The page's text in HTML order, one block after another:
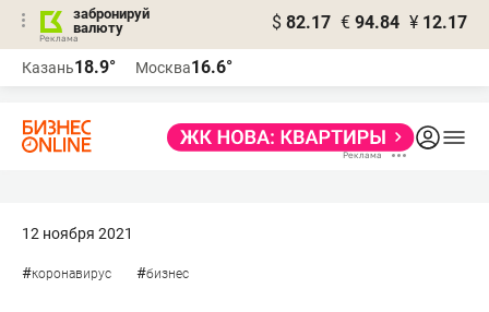
забронируй
валюту
$ 82.17 € 94.84 ¥ 12.17
Казань18.9° Москва16.6°
12 ноября 2021
#коронавирус #бизнес